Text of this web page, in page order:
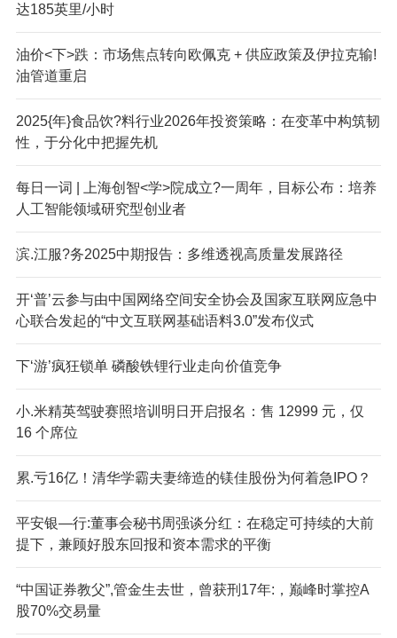
达185英里/小时
油价<下>跌：市场焦点转向欧佩克 + 供应政策及伊拉克输!
油管道重启
2025{年}食品饮?料行业2026年投资策略：在变革中构筑韧
性，于分化中把握先机
每日一词 | 上海创智<学>院成立?一周年，目标公布：培养
人工智能领域研究型创业者
滨.江服?务2025中期报告：多维透视高质量发展路径
开‘普’云参与由中国网络空间安全协会及国家互联网应急中
心联合发起的“中文互联网基础语料3.0”发布仪式
下‘游’疯狂锁单 磷酸铁锂行业走向价值竞争
小.米精英驾驶赛照培训明日开启报名：售 12999 元，仅
16 个席位
累.亏16亿！清华学霸夫妻缔造的镁佳股份为何着急IPO？
平安银—行:董事会秘书周强谈分红：在稳定可持续的大前
提下，兼顾好股东回报和资本需求的平衡
“中国证券教父”,管金生去世，曾获刑17年:，巅峰时掌控A
股70%交易量